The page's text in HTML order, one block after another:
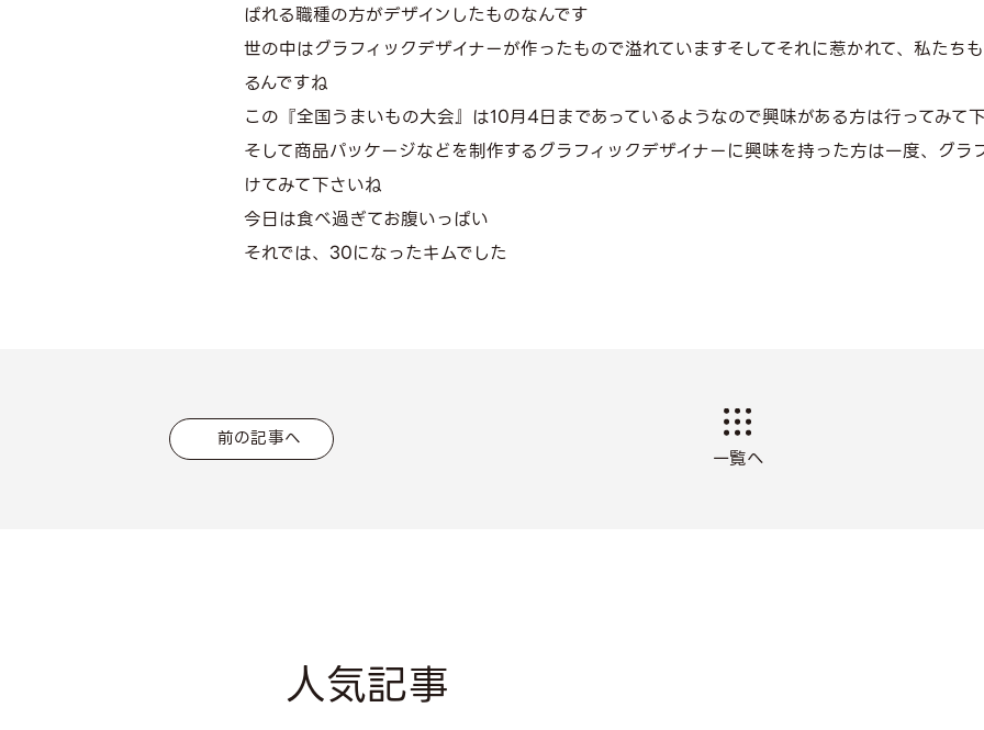
ばれる職種の方がデザインしたものなんです
世の中はグラフィックデザイナーが作ったもので溢れていますそしてそれに惹かれて、私たち
るんですね
この『全国うまいもの大会』は10月4日まであっているようなので興味がある方は行ってみて
そして商品パッケージなどを制作するグラフィックデザイナーに興味を持った方は一度、グラ
けてみて下さいね
今日は食べ過ぎてお腹いっぱい
それでは、30になったキムでした
前の記事へ
一覧へ
人気記事